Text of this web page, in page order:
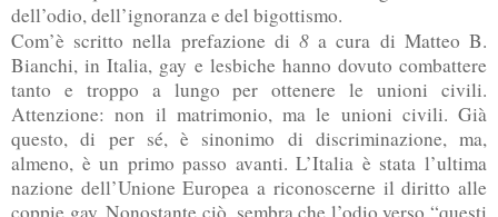
dell’odio, dell’ignoranza e del bigottismo.
Com’è scritto nella prefazione di 8 a cura di Matteo B.
Bianchi, in Italia, gay e lesbiche hanno dovuto combattere
tanto e troppo a lungo per ottenere le unioni civili.
Attenzione: non il matrimonio, ma le unioni civili. Già
questo, di per sé, è sinonimo di discriminazione, ma,
almeno, è un primo passo avanti. L’Italia è stata l’ultima
nazione dell’Unione Europea a riconoscerne il diritto alle
coppie gay. Nonostante ciò, sembra che l’odio verso “questi